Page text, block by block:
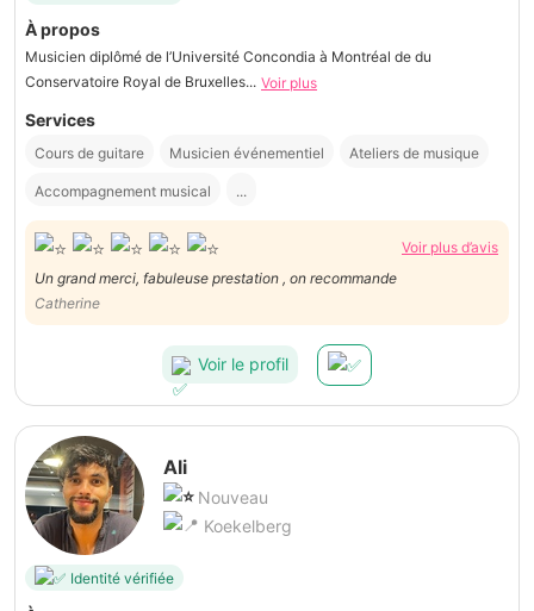
À propos
Musicien diplômé de l’Université Concondia à Montréal de du
Conservatoire Royal de Bruxelles... Voir plus
Services
Cours de guitare Musicien événementiel Ateliers de musique
Accompagnement musical ...
Voir plus d’avis
Un grand merci, fabuleuse prestation , on recommande
Catherine
Voir le profil
Ali
Nouveau
Koekelberg
Identité vérifiée